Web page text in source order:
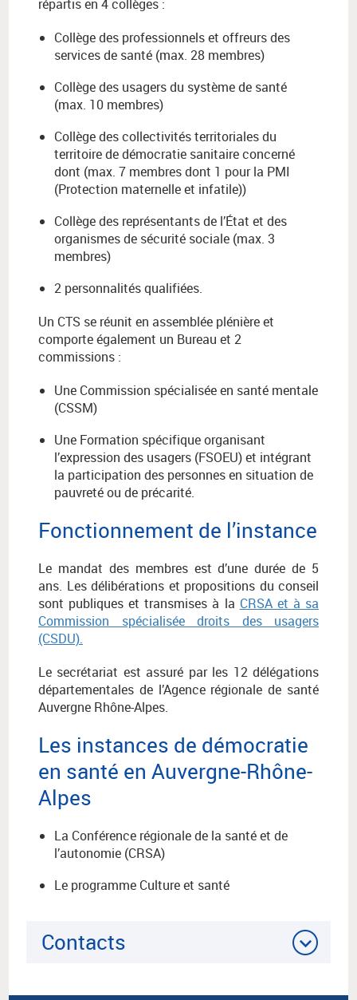
répartis en 4 collèges :
Collège des professionnels et offreurs des
services de santé (max. 28 membres)
Collège des usagers du système de santé
(max. 10 membres)
Collège des collectivités territoriales du
territoire de démocratie sanitaire concerné
dont (max. 7 membres dont 1 pour la PMI
(Protection maternelle et infatile))
Collège des représentants de l’État et des
organismes de sécurité sociale (max. 3
membres)
2 personnalités qualifiées.
Un CTS se réunit en assemblée plénière et
comporte également un Bureau et 2
commissions :
Une Commission spécialisée en santé mentale
(CSSM)
Une Formation spécifique organisant
l’expression des usagers (FSOEU) et intégrant
la participation des personnes en situation de
pauvreté ou de précarité.
Fonctionnement de l’instance
Le mandat des membres est d’une durée de 5
ans. Les délibérations et propositions du conseil
sont publiques et transmises à la CRSA et à sa
Commission spécialisée droits des usagers
(CSDU).
Le secrétariat est assuré par les 12 délégations
départementales de l’Agence régionale de santé
Auvergne Rhône-Alpes.
Les instances de démocratie
en santé en Auvergne-Rhône-
Alpes
La Conférence régionale de la santé et de
l’autonomie (CRSA)
Le programme Culture et santé
Contacts